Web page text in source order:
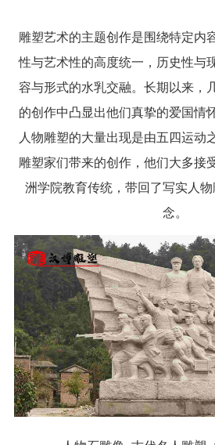
雕塑艺术的主题创作是围绕特定内
性与艺术性的高度统一，历史性与
容与形式的水乳交融。长期以来，
的创作中凸显出他们真挚的爱国情
人物雕塑的大量出现是由五四运动
雕塑家们带来的创作，他们大多接
洲学院教育传统，带回了写实人
念。